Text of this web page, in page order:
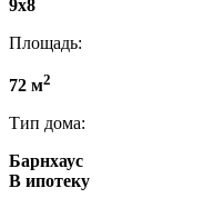
9х8
Площадь:
72 м2
Тип дома:
Барнхаус
В ипотеку